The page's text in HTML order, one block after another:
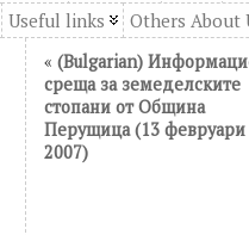
Useful links Others About
« (Bulgarian)
среща за земеделските
стопани от Община
Перущица (13 февруари
2007)